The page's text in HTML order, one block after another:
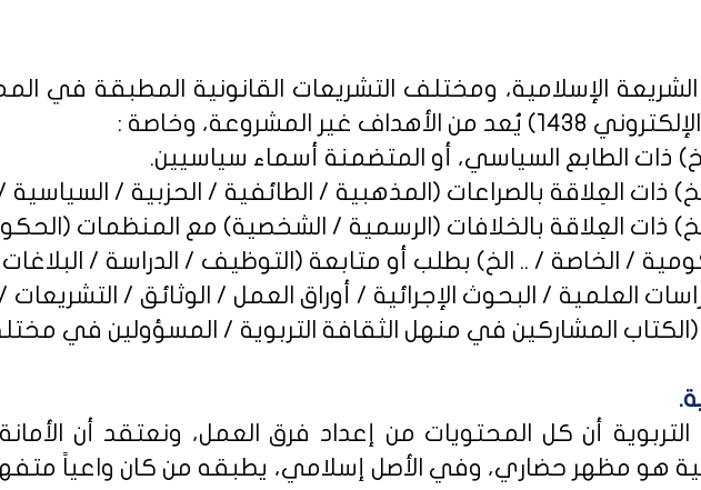
الإسلامية، ومختلف التشريعات القانونية المطبقة في
1438
) يُعد من الأهداف غير المشروعة، وخاصة :
أن كل المحتويات من إعداد فرق العمل، ونعتقد أن
هو مظهر حضاري، وفي الأصل إسلامي، يطبقه من كان واعياً